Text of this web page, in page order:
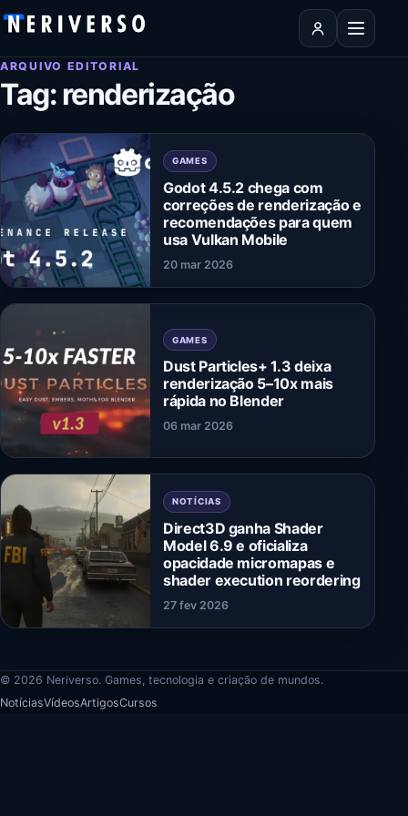
Pular para o conteúdo
Abrir
ARQUIVO EDITORIAL
Tag: renderização
GAMES
Godot 4.5.2 chega com
correções de renderização e
recomendações para quem
usa Vulkan Mobile
20 mar 2026
GAMES
Dust Particles+ 1.3 deixa
renderização 5–10x mais
rápida no Blender
06 mar 2026
NOTÍCIAS
Direct3D ganha Shader
Model 6.9 e oficializa
opacidade micromapas e
shader execution reordering
27 fev 2026
© 2026 Neriverso. Games, tecnologia e criação de mundos.
NotíciasVídeosArtigosCursos